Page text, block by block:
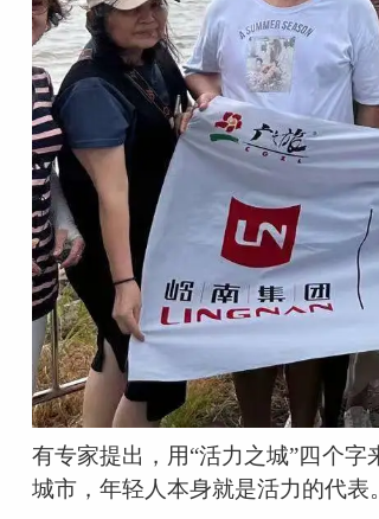
有专家提出，用“活力之城”四个
城市，年轻人本身就是活力的代表